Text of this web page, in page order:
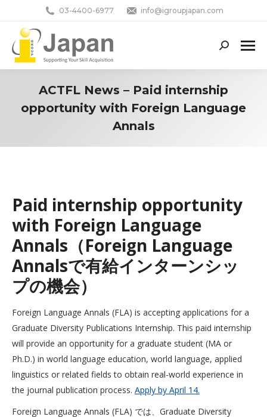
03-4400-6977 info@igroupjapan.com
Search:
ACTFL News – Paid internship
opportunity with Foreign Language
Annals
Paid internship opportunity
with Foreign Language
Annals（Foreign Language
Annalsで有給インターンシッ
プの機会）
Foreign Language Annals (FLA) is accepting applications for a
Graduate Diversity Publications Internship. This paid internship
will provide an opportunity for a graduate student (MA or
Ph.D.) in world language education, world language, applied
linguistics or related fields to obtain real-world experience in
the journal publication process. Apply by April 14.
Foreign Language Annals (FLA) では、Graduate Diversity